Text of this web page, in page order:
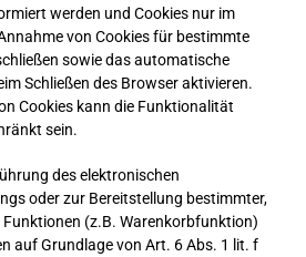
werden und Cookies nur im
von Cookies für bestimmte
sowie das automatische
Schließen des Browser aktivieren.
Cookies kann die Funktionalität
sein.
des elektronischen
oder zur Bereitstellung bestimmter,
(z.B. Warenkorbfunktion)
auf Grundlage von Art. 6 Abs. 1 lit. f